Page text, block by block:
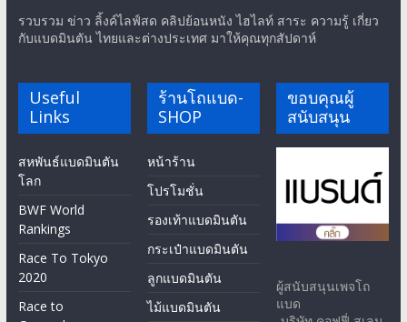
รวบรวม ข่าว ลิ้งค์ไลฟ์สด คลิปย้อนหนัง ไฮไลท์ สาระ ความรู้ เกี่ยว
กับแบดมินตัน ไทยและต่างประเทศ มาให้คุณทุกสัปดาห์
Useful
Links
สหพันธ์แบดมินตัน
โลก
BWF World
Rankings
Race To Tokyo
2020
Race to
ร้านโถแบด-
SHOP
หน้าร้าน
โปรโมชั่น
รองเท้าแบดมินตัน
กระเป๋าแบดมินตัน
ลูกแบดมินตัน
ไม้แบดมินตัน
ขอบคุณผู้
สนับสนุน
ผู้สนับสนุนเพจโถ
แบด